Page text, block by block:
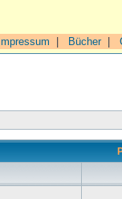
Impressum Bücher|